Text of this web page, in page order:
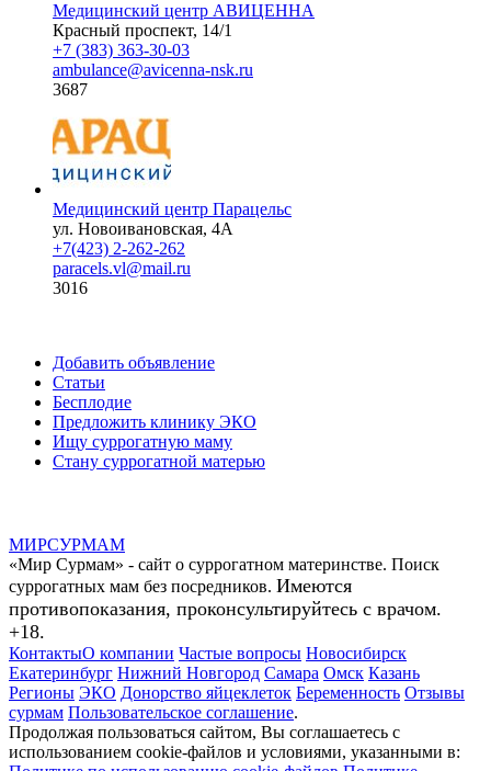
Медицинский центр АВИЦЕННА
Красный проспект, 14/1
+7 (383) 363-30-03
ambulance@avicenna-nsk.ru
3687
Медицинский центр Парацельс
ул. Новоивановская, 4А
+7(423) 2-262-262
paracels.vl@mail.ru
3016
Добавить объявление
Статьи
Бесплодие
Предложить клинику ЭКО
Ищу суррогатную маму
Стану суррогатной матерью
МИРСУРМАМ
«Мир Сурмам» - сайт о суррогатном материнстве. Поиск
суррогатных мам без посредников. Имеются
противопоказания, проконсультируйтесь с врачом.
+18.
КонтактыО компании Частые вопросы Новосибирск
Екатеринбург Нижний Новгород Самара Омск Казань
Регионы ЭКО Донорство яйцеклеток Беременность Отзывы
сурмам Пользовательское соглашение.
Продолжая пользоваться сайтом, Вы соглашаетесь с
использованием cookie-файлов и условиями, указанными в: